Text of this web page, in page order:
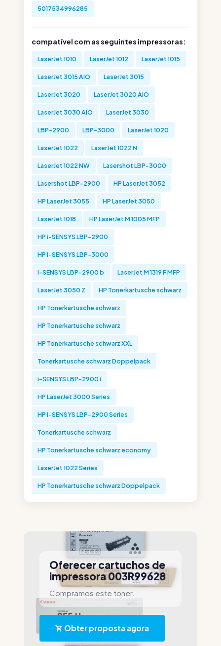
5017534996285
compatível com as seguintes impressoras:
LaserJet 1010 LaserJet 1012 LaserJet 1015
LaserJet 3015 AIO LaserJet 3015
LaserJet 3020 LaserJet 3020 AIO
LaserJet 3030 AIO LaserJet 3030
LBP-2900 LBP-3000 LaserJet 1020
LaserJet 1022 LaserJet 1022 N
LaserJet 1022 NW Lasershot LBP-3000
Lasershot LBP-2900 HP LaserJet 3052
HP LaserJet 3055 HP LaserJet 3050
LaserJet 1018 HP LaserJet M 1005 MFP
HP i-SENSYS LBP-2900
HP i-SENSYS LBP-3000
i-SENSYS LBP-2900 b LaserJet M 1319 F MFP
LaserJet 3050 Z HP Tonerkartusche schwarz
HP Tonerkartusche schwarz
HP Tonerkartusche schwarz
HP Tonerkartusche schwarz XXL
Tonerkartusche schwarz Doppelpack
i-SENSYS LBP-2900 i
HP LaserJet 3000 Series
HP i-SENSYS LBP-2900 Series
Tonerkartusche schwarz
HP Tonerkartusche schwarz economy
LaserJet 1022 Series
HP Tonerkartusche schwarz Doppelpack
Oferecer cartuchos de
impressora 003R99628
Compramos este toner.
Obter proposta agora